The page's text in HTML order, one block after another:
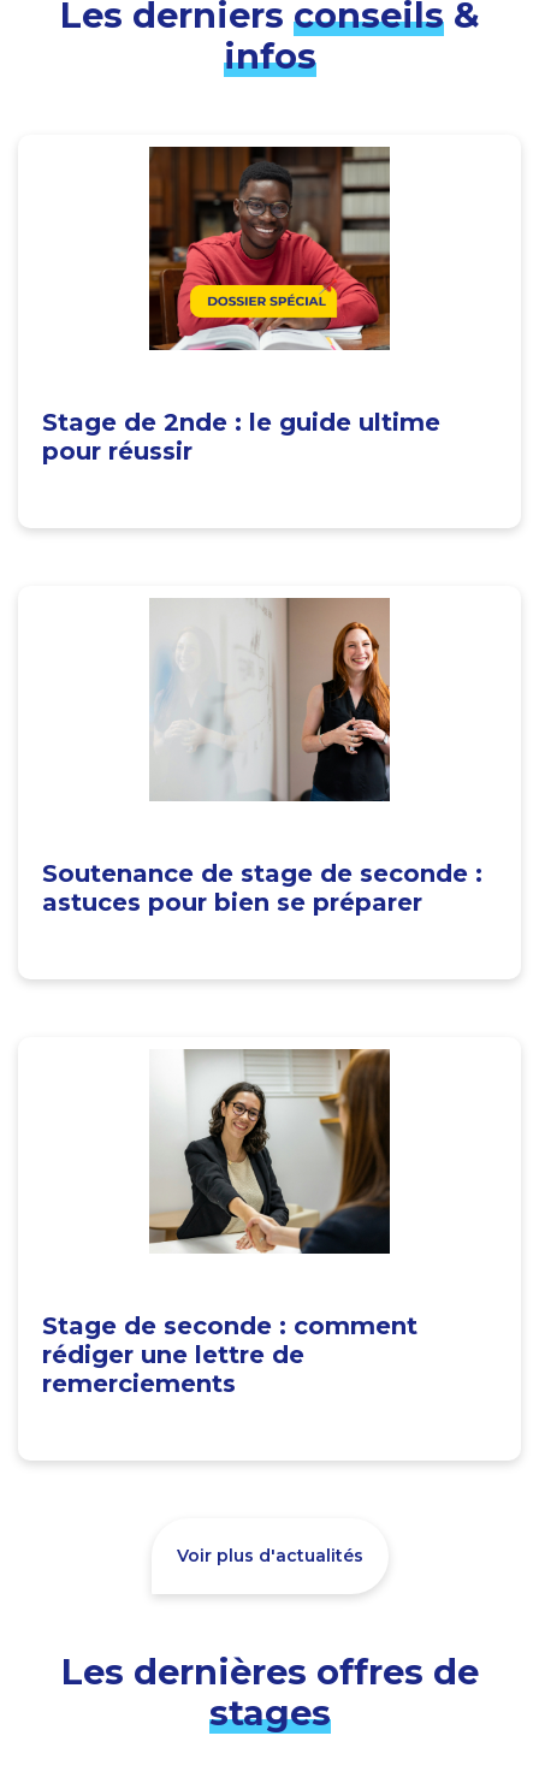
Les derniers conseils&
infos
Stage de 2nde : le guide ultime
pour réussir
Soutenance de stage de seconde :
astuces pour bien se préparer
Stage de seconde : comment
rédiger une lettre de
remerciements
Voir plus d'actualités
Les dernières offres de
stages